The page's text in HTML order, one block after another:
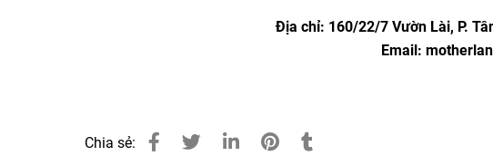
Địa chỉ: 160/22/7 Vườn Lài, P.
Email:
Chia sẻ: